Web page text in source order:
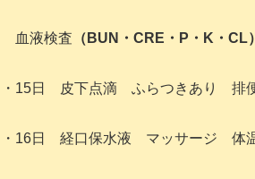
血液検査 （BUN・CRE・P・K・CL）
・15日 皮下点滴 ふらつきあり 排
・16日 経口保水液 マッサージ 体